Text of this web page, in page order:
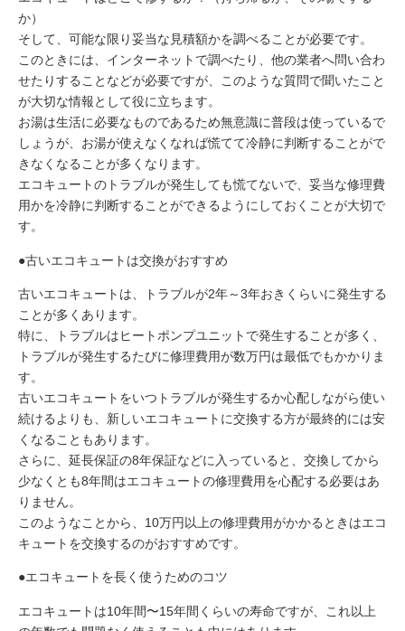
か）
そして、可能な限り妥当な見積額かを調べることが必要です。
このときには、インターネットで調べたり、他の業者へ問い合わ
せたりすることなどが必要ですが、このような質問で聞いたこと
が大切な情報として役に立ちます。
お湯は生活に必要なものであるため無意識に普段は使っているで
しょうが、お湯が使えなくなれば慌てて冷静に判断することがで
きなくなることが多くなります。
エコキュートのトラブルが発生しても慌てないで、妥当な修理費
用かを冷静に判断することができるようにしておくことが大切で
す。
●古いエコキュートは交換がおすすめ
古いエコキュートは、トラブルが2年～3年おきくらいに発生する
ことが多くあります。
特に、トラブルはヒートポンプユニットで発生することが多く、
トラブルが発生するたびに修理費用が数万円は最低でもかかりま
す。
古いエコキュートをいつトラブルが発生するか心配しながら使い
続けるよりも、新しいエコキュートに交換する方が最終的には安
くなることもあります。
さらに、延長保証の8年保証などに入っていると、交換してから
少なくとも8年間はエコキュートの修理費用を心配する必要はあ
りません。
このようなことから、10万円以上の修理費用がかかるときはエコ
キュートを交換するのがおすすめです。
●エコキュートを長く使うためのコツ
エコキュートは10年間〜15年間くらいの寿命ですが、これ以上